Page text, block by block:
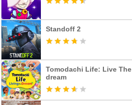
Standoff 2
Tomodachi Life: Live The
dream